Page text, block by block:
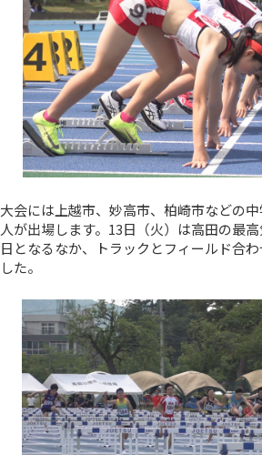
大会には上越市、妙高市、柏崎市などの
人が出場します。13日（火）は高田の最
日となるなか、トラックとフィールド合
した。